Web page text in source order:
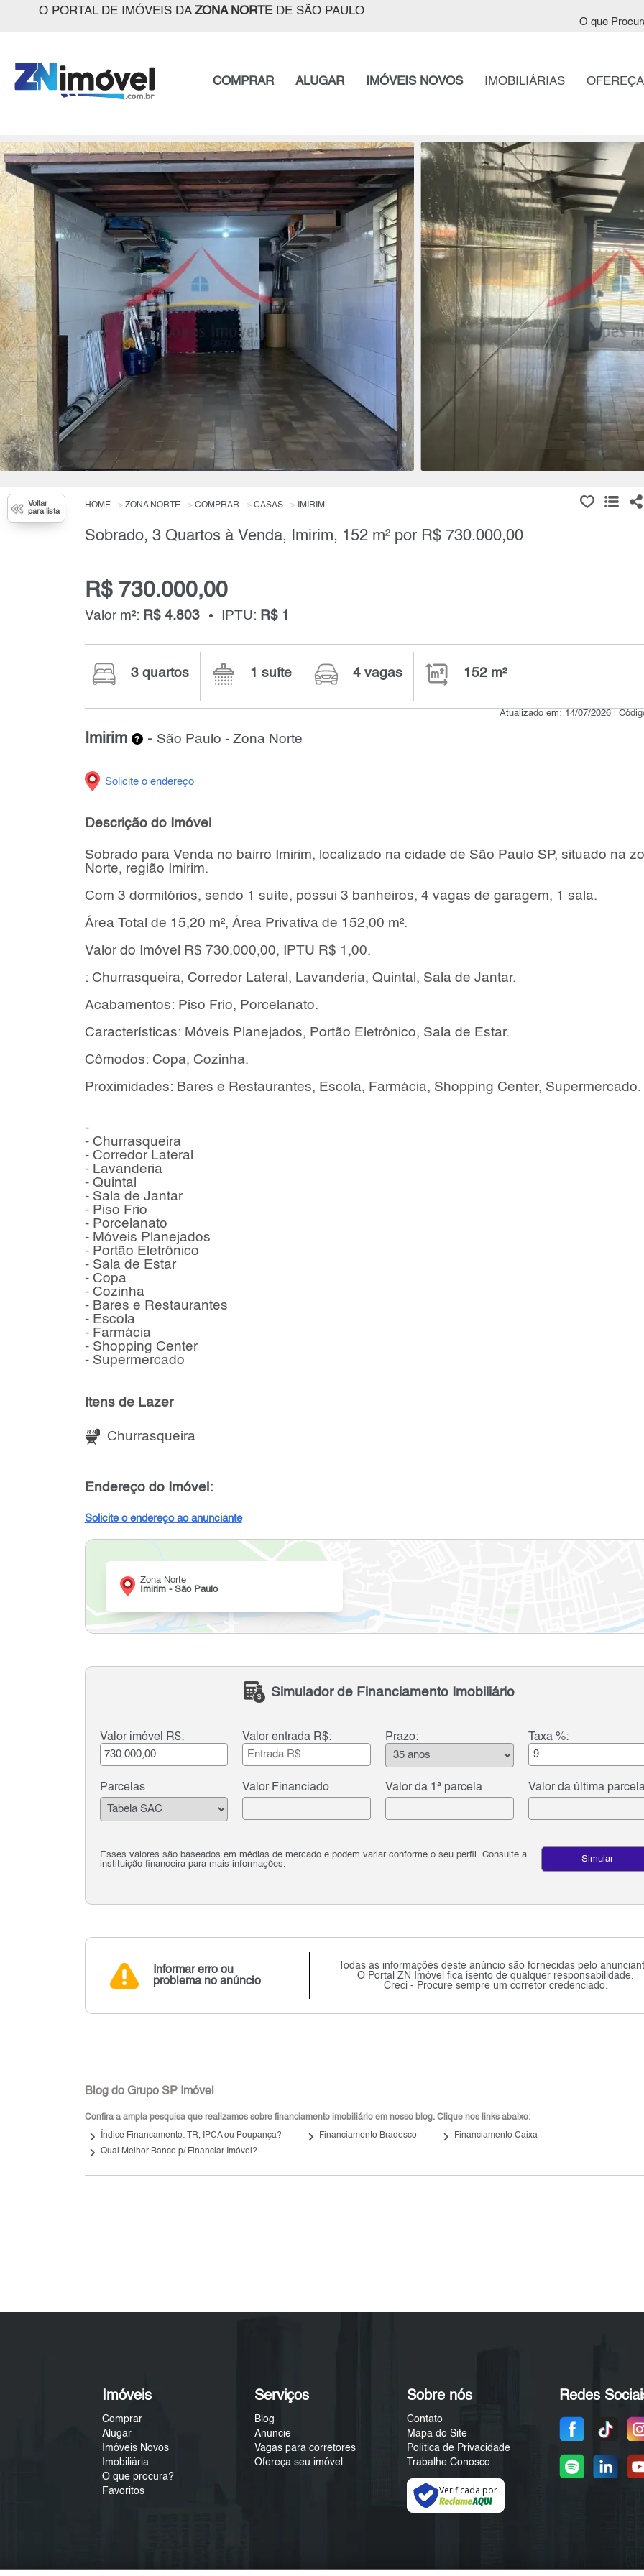
O PORTAL DE IMÓVEIS DA ZONA NORTEDE SÃO PAULO
O que
COMPRAR ALUGAR IMÓVEIS NOVOS IMOBILIÁRIAS
Voltar
para lista
HOME ZONA NORTE COMPRAR CASAS IMIRIM
Sobrado, 3 Quartos à Venda, Imirim, 152 m² por R$ 730.000,00
R$ 730.000,00
Valor m²: R$ 4.803 IPTU: R$ 1
3 quartos 1 suíte 4 vagas 152 m²
Atualizado em: 14/07/2026 |
Imirim - São Paulo - Zona Norte
Solicite o endereço
Descrição do Imóvel
Sobrado para Venda no bairro Imirim, localizado na cidade de São Paulo SP, situado na
Norte, região Imirim.
Com 3 dormitórios, sendo 1 suíte, possui 3 banheiros, 4 vagas de garagem, 1 sala.
Área Total de 15,20 m², Área Privativa de 152,00 m².
Valor do Imóvel R$ 730.000,00, IPTU R$ 1,00.
: Churrasqueira, Corredor Lateral, Lavanderia, Quintal, Sala de Jantar.
Acabamentos: Piso Frio, Porcelanato.
Características: Móveis Planejados, Portão Eletrônico, Sala de Estar.
Cômodos: Copa, Cozinha.
Proximidades: Bares e Restaurantes, Escola, Farmácia, Shopping Center, Supermercado.
-
- Churrasqueira
- Corredor Lateral
- Lavanderia
- Quintal
- Sala de Jantar
- Piso Frio
- Porcelanato
- Móveis Planejados
- Portão Eletrônico
- Sala de Estar
- Copa
- Cozinha
- Bares e Restaurantes
- Escola
- Farmácia
- Shopping Center
- Supermercado
Itens de Lazer
Churrasqueira
Endereço do Imóvel:
Solicite o endereço ao anunciante
Zona Norte
Imirim - São Paulo
Simulador de Financiamento Imobiliário
Valor imóvel R$: Valor entrada R$: Prazo: Taxa %:
Parcelas Valor Financiado Valor da 1ª parcela Valor da última
Esses valores são baseados em médias de mercado e podem variar conforme o seu perfil. Consulte a
instituição financeira para mais informações.
Simular
Informar erro ou
problema no anúncio
Todas as informações deste anúncio são fornecidas pelo
O Portal ZN Imóvel fica isento de qualquer responsabilidade.
Creci - Procure sempre um corretor credenciado.
Blog do Grupo SP Imóvel
Confira a ampla pesquisa que realizamos sobre financiamento imobiliário em nosso blog. Clique nos links abaixo:
keyboard_arrow_right Índice Financamento: TR, IPCA ou Poupança? keyboard_arrow_right Financiamento Bradesco keyboard_arrow_right Financiamento Caixa
keyboard_arrow_right Qual Melhor Banco p/ Financiar Imóvel?
Imóveis
Comprar
Alugar
Imóveis Novos
Imobiliária
O que procura?
Favoritos
Serviços
Blog
Anuncie
Vagas para corretores
Ofereça seu imóvel
Sobre nós
Contato
Mapa do Site
Política de Privacidade
Trabalhe Conosco
Verificada por
Redes